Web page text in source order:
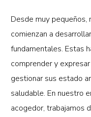
Desde muy pequeños,
comienzan a
fundamentales. Estas
comprender y
gestionar sus estado
saludable. En nuestro
acogedor, trabajamos